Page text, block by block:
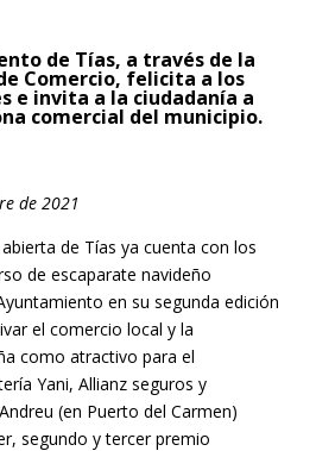
de Tías, a través de la
Comercio, felicita a los
e invita a la ciudadanía a
comercial del municipio.
de 2021
de Tías ya cuenta con los
de escaparate navideño
en su segunda edición
el comercio local y la
como atractivo para el
Yani, Allianz seguros y
(en Puerto del Carmen)
segundo y tercer premio